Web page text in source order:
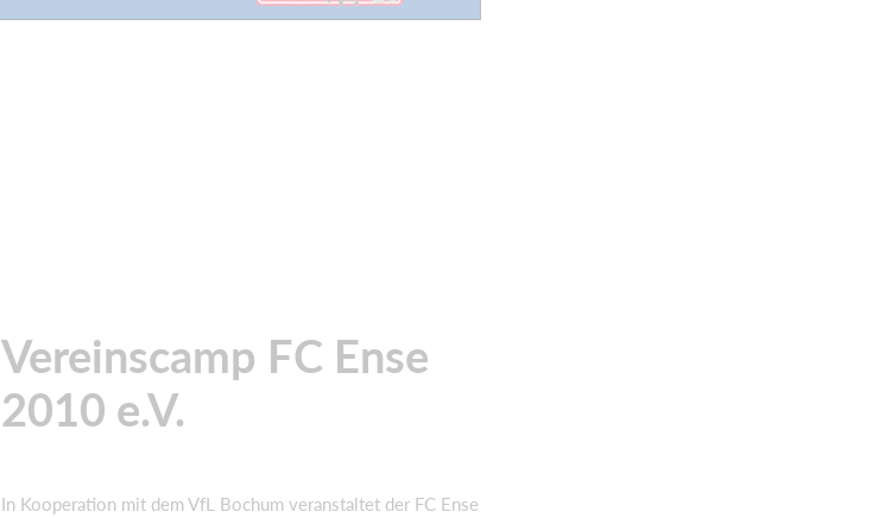
Vereinscamp FC Ense
2010 e.V.
In Kooperation mit dem VfL Bochum veranstaltet der FC Ense